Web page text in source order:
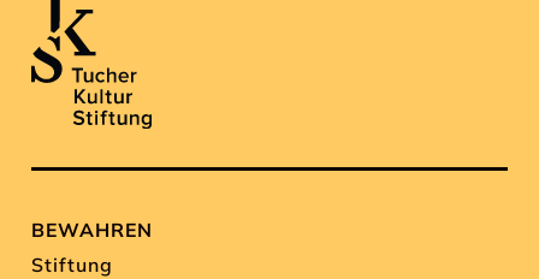
BEWAHREN
Stiftung